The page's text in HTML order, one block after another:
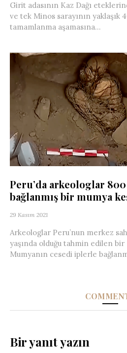
Girit adasının Kaz Dağı
ve tek Minos sarayının yaklaşık
tamamlanma aşamasına...
Peru’da arkeologlar
bağlanmış bir mumya
29 Kasım 2021
Arkeologlar Peru’nun merkez
yaşında olduğu tahmin edilen
Mumyanın cesedi iplerle
Bir yanıt yazın